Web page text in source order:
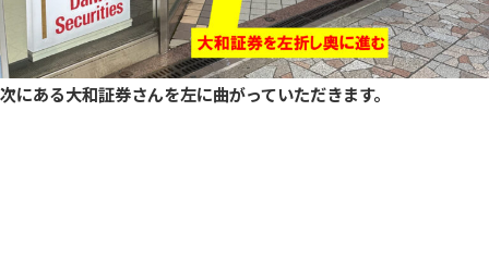
次にある大和証券さんを左に曲がっていただきます。